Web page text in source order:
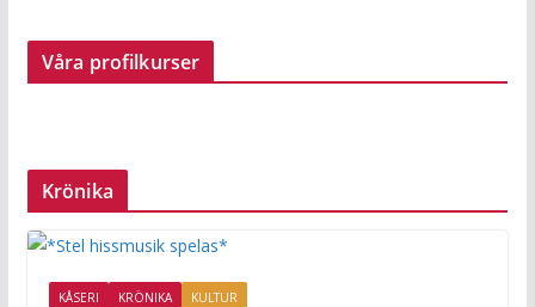
Våra profilkurser
Krönika
KÅSERI KRÖNIKA KULTUR